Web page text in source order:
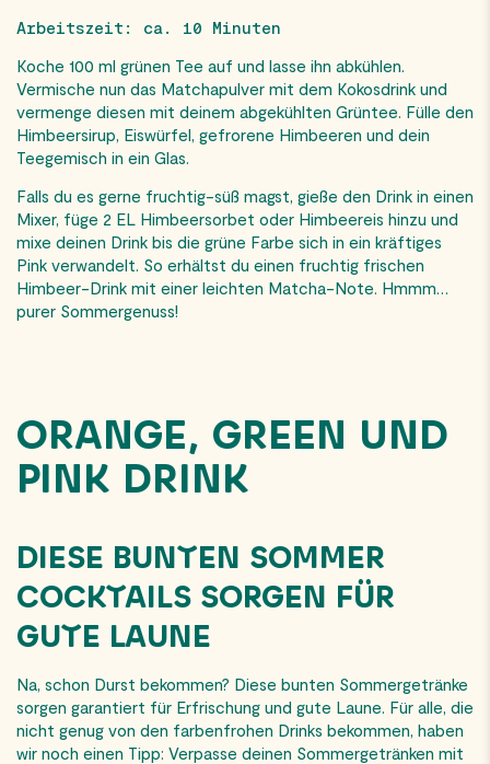
Arbeitszeit: ca. 10 Minuten
Koche 100 ml grünen Tee auf und lasse ihn abkühlen.
Vermische nun das Matchapulver mit dem Kokosdrink und
vermenge diesen mit deinem abgekühlten Grüntee. Fülle den
Himbeersirup, Eiswürfel, gefrorene Himbeeren und dein
Teegemisch in ein Glas.
Falls du es gerne fruchtig-süß magst, gieße den Drink in einen
Mixer, füge 2 EL Himbeersorbet oder Himbeereis hinzu und
mixe deinen Drink bis die grüne Farbe sich in ein kräftiges
Pink verwandelt. So erhältst du einen fruchtig frischen
Himbeer-Drink mit einer leichten Matcha-Note. Hmmm…
purer Sommergenuss!
ORANGE, GREEN UND
PINK DRINK
DIESE BUNTEN SOMMER
COCKTAILS SORGEN FÜR
GUTE LAUNE
Na, schon Durst bekommen? Diese bunten Sommergetränke
sorgen garantiert für Erfrischung und gute Laune. Für alle, die
nicht genug von den farbenfrohen Drinks bekommen, haben
wir noch einen Tipp: Verpasse deinen Sommergetränken mit